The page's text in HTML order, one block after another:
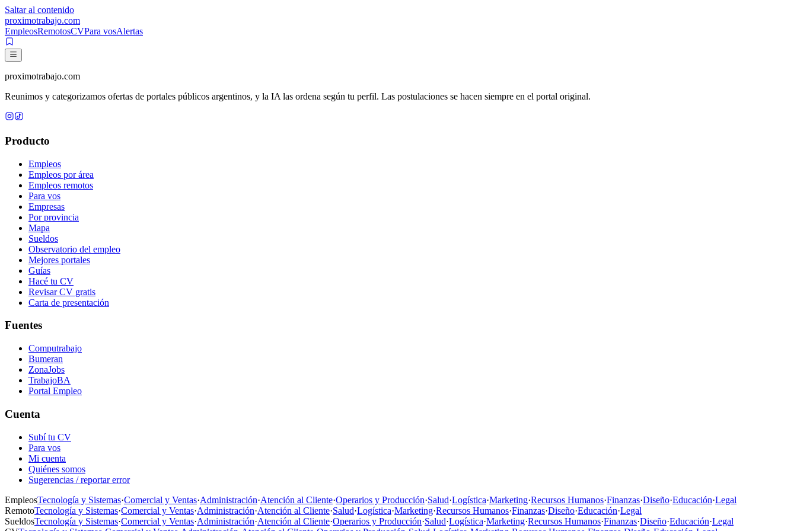
Saltar al contenido
proximotrabajo.com
EmpleosRemotosCVPara vosAlertas
proximotrabajo.com
Reunimos y categorizamos ofertas de portales públicos argentinos, y la IA las ordena según tu perfil. Las postulaciones se hacen siempre en el portal original.
Producto
Empleos
Empleos por área
Empleos remotos
Para vos
Empresas
Por provincia
Mapa
Sueldos
Observatorio del empleo
Mejores portales
Guías
Hacé tu CV
Revisar CV gratis
Carta de presentación
Fuentes
Computrabajo
Bumeran
ZonaJobs
TrabajoBA
Portal Empleo
Cuenta
Subí tu CV
Para vos
Mi cuenta
Quiénes somos
Sugerencias / reportar error
EmpleosTecnología y Sistemas·Comercial y Ventas·Administración·Atención al Cliente·Operarios y Producción·Salud·Logística·Marketing·Recursos Humanos·Finanzas·Diseño·Educación·Legal
RemotoTecnología y Sistemas·Comercial y Ventas·Administración·Atención al Cliente·Salud·Logística·Marketing·Recursos Humanos·Finanzas·Diseño·Educación·Legal
SueldosTecnología y Sistemas·Comercial y Ventas·Administración·Atención al Cliente·Operarios y Producción·Salud·Logística·Marketing·Recursos Humanos·Finanzas·Diseño·Educación·Legal